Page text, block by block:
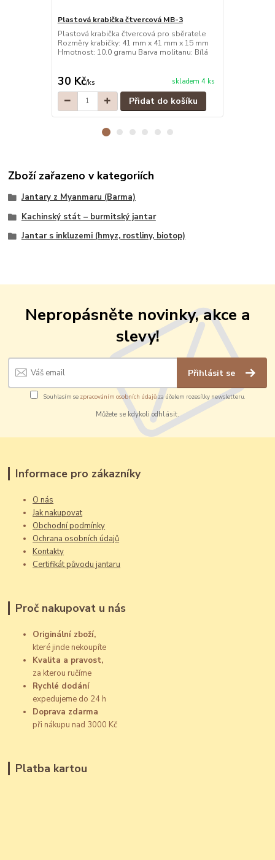
Plastová krabička čtvercová MB-3
Plastová krabička čtvercová pro sběratele
Rozměry krabičky: 41 mm x 41 mm x 15 mm
Hmotnost: 10.0 gramu Barva molitanu: Bílá
30 Kč/ks skladem 4 ks
Přidat do košíku
Zboží zařazeno v kategoriích
Jantary z Myanmaru (Barma)
Kachinský stát – burmitský jantar
Jantar s inkluzemi (hmyz, rostliny, biotop)
Nepropásněte novinky, akce a
slevy!
Přihlásit se
Souhlasím se zpracováním osobních údajůza účelem rozesílky newsletteru.
Můžete se kdykoli odhlásit.
Informace pro zákazníky
O nás
Jak nakupovat
Obchodní podmínky
Ochrana osobních údajů
Kontakty
Certifikát původu jantaru
Proč nakupovat u nás
Originální zboží,
které jinde nekoupíte
Kvalita a pravost,
za kterou ručíme
Rychlé dodání
expedujeme do 24 h
Doprava zdarma
při nákupu nad 3000 Kč
Platba kartou